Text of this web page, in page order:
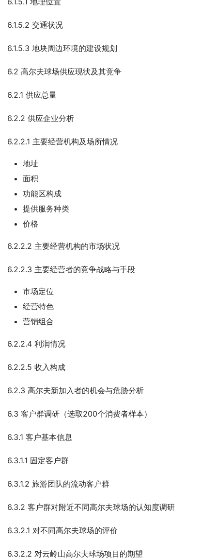
6.1.5.2 交通状况
6.1.5.3 地块周边环境的建设规划
6.2 高尔夫球场供应现状及其竞争
6.2.1 供应总量
6.2.2 供应企业分析
6.2.2.1 主要经营机构及场所情况
地址
面积
功能区构成
提供服务种类
价格
6.2.2.2 主要经营机构的市场状况
6.2.2.3 主要经营者的竞争战略与手段
市场定位
经营特色
营销组合
6.2.2.4 利润情况
6.2.2.5 收入构成
6.2.3 高尔夫新加入者的机会与危胁分析
6.3 客户群调研（选取200个消费者样本）
6.3.1 客户基本信息
6.3.1.1 固定客户群
6.3.1.2 旅游团队的流动客户群
6.3.2 客户群对附近不同高尔夫球场的认知度调研
6.3.2.1 对不同高尔夫球场的评价
6.3.2.2 对云岭山高尔夫球场项目的期望